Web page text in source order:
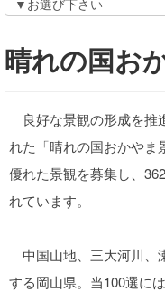
晴れの国お
良好な景観の形成を推
れた「晴れの国おかやま
優れた景観を募集し、
れています。
中国山地、三大河川、
する岡山県。当100選に